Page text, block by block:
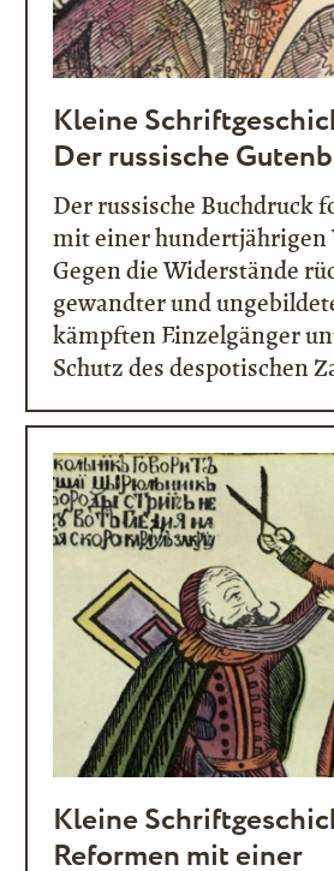
Kleine
Der russische
Der russische Buchdruck
mit einer hundertjährigen
Gegen die Widerstände
gewandter und
kämpften Einzelgänger
Schutz des despotischen
Kleine
Reformen mit einer